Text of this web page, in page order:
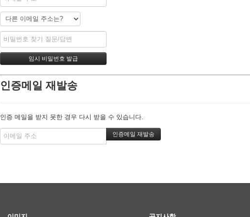
인증메일 재발송
인증 메일을 받지 못한 경우 다시 받을 수 있습니다.